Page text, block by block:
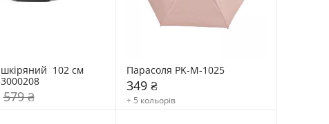
102 см
579 ₴
Парасоля PK-М-1025
349 ₴
+ 5 кольорів